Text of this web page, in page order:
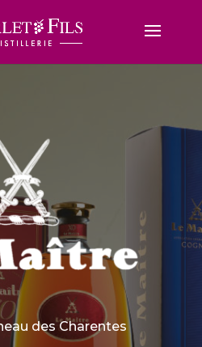
des Charentes